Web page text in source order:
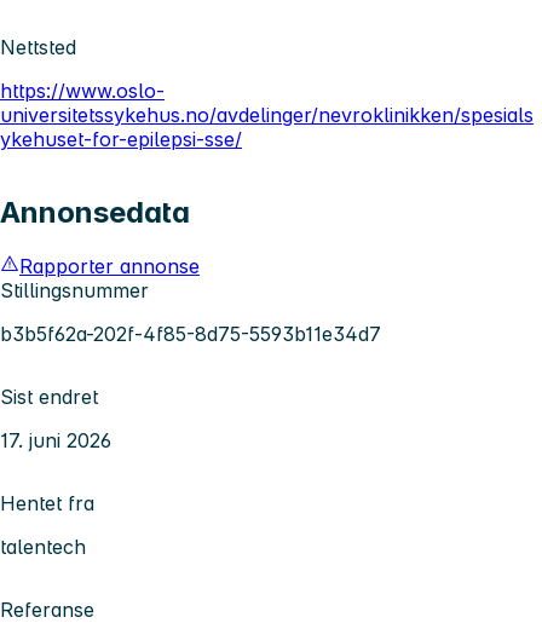
Nettsted
https://www.oslo-
universitetssykehus.no/avdelinger/nevroklinikken/spesials
ykehuset-for-epilepsi-sse/
Annonsedata
Rapporter annonse
Stillingsnummer
b3b5f62a-202f-4f85-8d75-5593b11e34d7
Sist endret
17. juni 2026
Hentet fra
talentech
Referanse